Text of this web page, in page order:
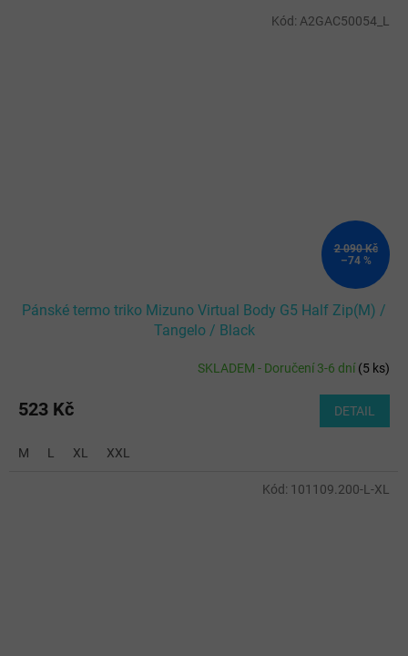
2 090 Kč
–74 %
Pánské termo triko Mizuno Virtual Body G5 Half Zip(M) /
Tangelo / Black
SKLADEM - Doručení 3-6 dní(5 ks)
523 Kč DETAIL
M L XL XXL
Kód: A2GAC50054_L
Kód: 101109.200-L-XL